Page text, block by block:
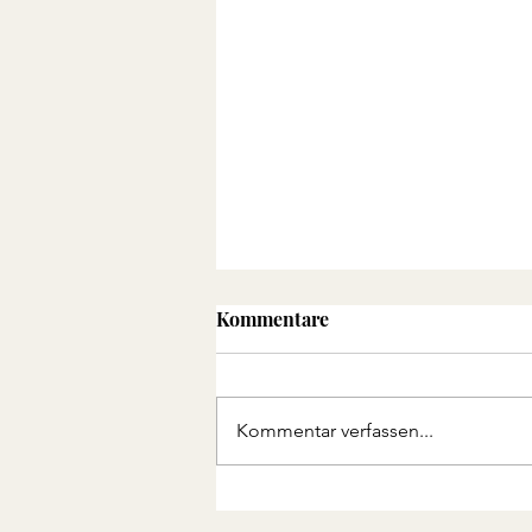
Kommentare
Kommentar verfassen...